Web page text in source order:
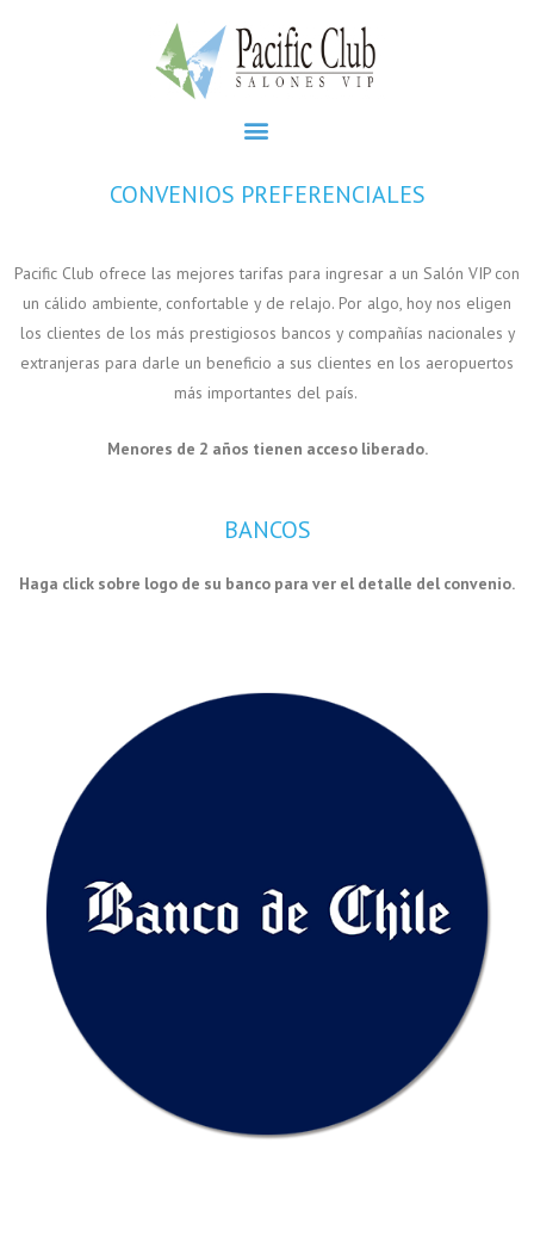
CONVENIOS PREFERENCIALES
Pacific Club ofrece las mejores tarifas para ingresar a un Salón VIP con
un cálido ambiente, confortable y de relajo. Por algo, hoy nos eligen
los clientes de los más prestigiosos bancos y compañías nacionales y
extranjeras para darle un beneficio a sus clientes en los aeropuertos
más importantes del país.
Menores de 2 años tienen acceso liberado.
BANCOS
Haga click sobre logo de su banco para ver el detalle del convenio.